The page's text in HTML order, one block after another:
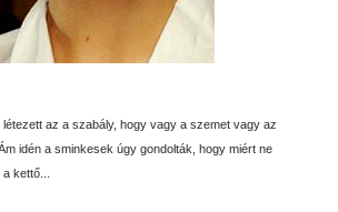
az a szabály, hogy vagy a szemet vagy az
idén a sminkesek úgy gondolták, hogy miért ne
a kettő...